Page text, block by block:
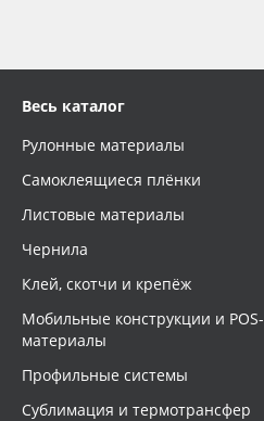
Весь каталог
Рулонные материалы
Самоклеящиеся плёнки
Листовые материалы
Чернила
Клей, скотчи и крепёж
Мобильные конструкции и POS-
материалы
Профильные системы
Сублимация и термотрансфер